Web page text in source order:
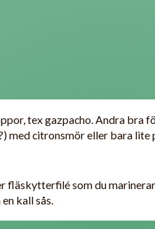
tex gazpacho. Andra bra
med citronsmör eller bara
som du
kall sås.